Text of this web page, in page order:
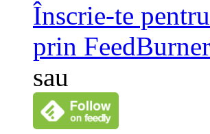
Înscrie-te
prin
sau